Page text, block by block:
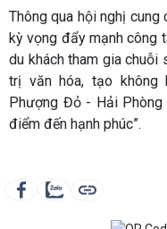
Thông qua hội nghị
kỳ vọng đẩy mạnh công
du khách tham gia chuỗi
trị văn hóa, tạo
Phượng Đỏ - Hải Phòng
điểm đến hạnh phúc”.